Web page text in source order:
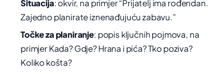
Situacija: okvir, na primjer “Prijatelj ima rođendan.
Zajedno planirate iznenađujuću zabavu.”
Točke za planiranje: popis ključnih pojmova, na
primjer Kada? Gdje? Hrana i pića? Tko poziva?
Koliko košta?